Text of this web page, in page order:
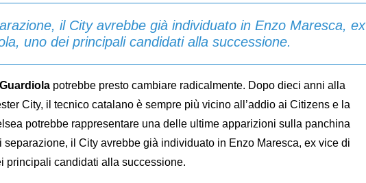
il City avrebbe già individuato in Enzo Maresca, ex
uno dei principali candidati alla successione.
potrebbe presto cambiare radicalmente. Dopo dieci anni alla
City, il tecnico catalano è sempre più vicino all’addio ai Citizens e la
potrebbe rappresentare una delle ultime apparizioni sulla panchina
separazione, il City avrebbe già individuato in Enzo Maresca, ex vice di
principali candidati alla successione.